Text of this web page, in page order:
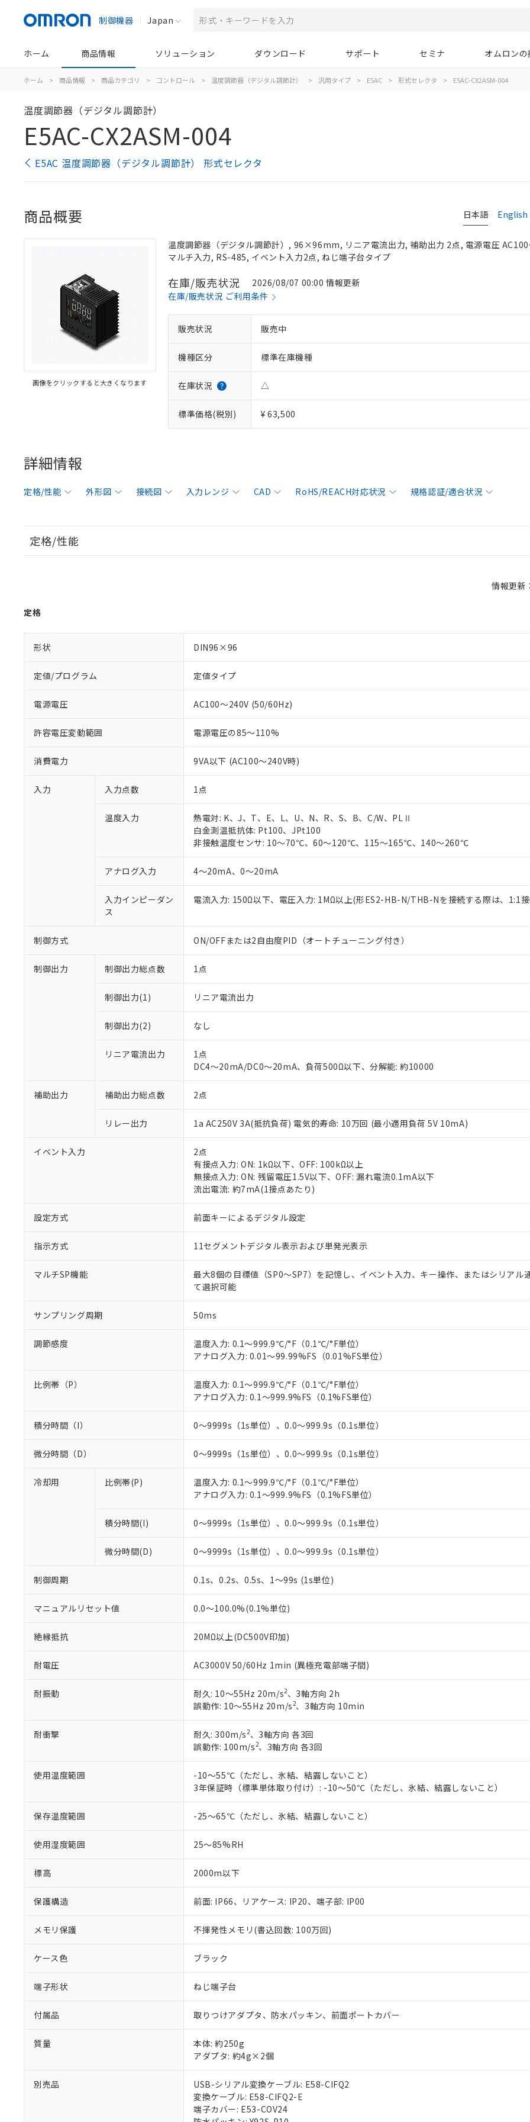
制御機器 Japan
ホーム 商品情報 ソリューション ダウンロード サポート セミナ オムロン
ホーム > 商品情報 > 商品カテゴリ > コントロール > 温度調節器（デジタル調節計） > 汎用タイプ > E5AC > 形式セレクタ > E5AC-CX2ASM-004
温度調節器（デジタル調節計）
E5AC-CX2ASM-004
E5AC 温度調節器（デジタル調節計） 形式セレクタ
日本語 English
商品概要
画像をクリックすると大きくなります
温度調節器（デジタル調節計）, 96×96mm, リニア電流出力, 補助出力 2点, 電源電圧
マルチ入力, RS-485, イベント入力2点, ねじ端子台タイプ
在庫/販売状況
2026/08/07 00:00 情報更新
在庫/販売状況 ご利用条件
販売状況 販売中
機種区分 標準在庫機種
在庫状況 △
標準価格(税別) ¥ 63,500
詳細情報
定格/性能 外形図 接続図 入力レンジ CAD RoHS/REACH対応状況 規格認証/適合状況
定格/性能
情報更
定格
形状 DIN96×96
定値/プログラム 定値タイプ
電源電圧 AC100～240V (50/60Hz)
許容電圧変動範囲 電源電圧の85～110%
消費電力 9VA以下 (AC100～240V時)
入力 入力点数 1点
温度入力
熱電対: K、J、T、E、L、U、N、R、S、B、C/W、PLⅡ
白金測温抵抗体: Pt100、JPt100
非接触温度センサ: 10～70℃、60～120℃、115～165℃、140～260℃
アナログ入力 4～20mA、0～20mA
入力インピーダン
ス
電流入力: 150Ω以下、電圧入力: 1MΩ以上(形ES2-HB-N/THB-Nを接続する際は、1:1
制御方式 ON/OFFまたは2自由度PID（オートチューニング付き）
制御出力 制御出力総点数 1点
制御出力(1) リニア電流出力
制御出力(2) なし
リニア電流出力
1点
DC4～20mA/DC0～20mA、負荷500Ω以下、分解能: 約10000
補助出力 補助出力総点数 2点
リレー出力 1a AC250V 3A(抵抗負荷) 電気的寿命: 10万回 (最小適用負荷 5V 10mA)
イベント入力
2点
有接点入力: ON: 1kΩ以下、OFF: 100kΩ以上
無接点入力: ON: 残留電圧1.5V以下、OFF: 漏れ電流0.1mA以下
流出電流: 約7mA(1接点あたり)
設定方式 前面キーによるデジタル設定
指示方式 11セグメントデジタル表示および単発光表示
マルチSP機能
最大8個の目標値（SP0～SP7）を記憶し、イベント入力、キー操作、またはシリアル
て選択可能
サンプリング周期 50ms
調節感度
温度入力: 0.1～999.9℃/°F（0.1℃/°F単位）
アナログ入力: 0.01～99.99%FS（0.01%FS単位）
比例帯（P）
温度入力: 0.1～999.9℃/°F（0.1℃/°F単位）
アナログ入力: 0.1～999.9%FS（0.1%FS単位）
積分時間（I） 0～9999s（1s単位）、0.0～999.9s（0.1s単位）
微分時間（D） 0～9999s（1s単位）、0.0～999.9s（0.1s単位）
冷却用 比例帯(P)
温度入力: 0.1～999.9℃/°F（0.1℃/°F単位）
アナログ入力: 0.1～999.9%FS（0.1%FS単位）
積分時間(I) 0～9999s（1s単位）、0.0～999.9s（0.1s単位）
微分時間(D) 0～9999s（1s単位）、0.0～999.9s（0.1s単位）
制御周期 0.1s、0.2s、0.5s、1～99s (1s単位)
マニュアルリセット値 0.0～100.0%(0.1%単位)
絶縁抵抗 20MΩ以上(DC500V印加)
耐電圧 AC3000V 50/60Hz 1min (異極充電部端子間)
耐振動 耐久: 10～55Hz 20m/s2、3軸方向 2h
誤動作: 10～55Hz 20m/s2、3軸方向 10min
耐衝撃 耐久: 300m/s2、3軸方向 各3回
誤動作: 100m/s2、3軸方向 各3回
使用温度範囲
-10～55℃（ただし、氷結、結露しないこと）
3年保証時（標準単体取り付け）: -10～50℃（ただし、氷結、結露しないこと）
保存温度範囲 -25～65℃（ただし、氷結、結露しないこと）
使用湿度範囲 25～85%RH
標高 2000m以下
保護構造 前面: IP66、リアケース: IP20、端子部: IP00
メモリ保護 不揮発性メモリ(書込回数: 100万回)
ケース色 ブラック
端子形状 ねじ端子台
付属品 取りつけアダプタ、防水パッキン、前面ポートカバー
質量
本体: 約250g
アダプタ: 約4g×2個
別売品
USB-シリアル変換ケーブル: E58-CIFQ2
変換ケーブル: E58-CIFQ2-E
端子カバー: E53-COV24
ご利用条件
以下の条件をお読みいただき、同意のうえご利用ください。
本サービスは、当社制御機器事業取扱商品の当社在庫状況および標準価格(税抜)を
くものです。
のであり、閲覧された時点での実際の在庫および標準価格とは異なる場合があるこ
正式な納期状況および標準価格はお客様のお取引先、またはお客様担当のオムロン
当社販売員にご相談ください。
オムロン制御機器販売店や当社販売拠点は「販売ネットワーク
」をご確認くだ
在庫状況および標準価格結果を当社の事前の承諾なく第三者に漏洩または開示しな
す。
マイパーツ機能（部品リスト作成サービス）をご利用いただくには、I-Webメンバ
ている必要があります。
さい。
※当社の共同利用者とは、"個人情報の共同利用に関して"
の「1.共同利用者の
いる法人を指します。
※1 対応状況
対応済み：EU RoHS指令（10物質）の非含有に対応した製品が提供可能な商品です。
対応予定：EU RoHS指令（10物質）の非含有に対応した製品に切り替える予定のある商
対応予定なし：EU RoHS指令（10物質）の非含有に非対応の商品で、対応品を出す予
非該当品：ライセンス料など無形物で、有害物質有無と関係のない商品です。
仕入先様の事情により、非含有部品としていたものが、含有品と判明した場合などやむ
があります。
*EU RoHS指令（10物質）：
鉛(Pb) 1000ppm以下、 水銀(Hg) 1000ppm以下、 カドミウム(Cd) 100ppm以下、
六価クロム(Cr(Ⅵ)) 1000ppm以下、ポリ臭化ビフェニル類(PBB) 1000ppm以下、ポリ臭化ジフェニルエーテル類
フタル酸ビス(2-エチルヘキシル) (DEHP)(別名：DOP) 1000ppm以下、フタル酸ブチルベンジル（BBP）
但し、RoHS指令で産業用監視および制御機器に対する適用除外項目は除く。
※2 対応予定月
部品在庫の切り替え状況などにより、予定月が前後することがあります。
下記の非含有証明書をダウンロードすることができます。
EU RoHS指令（10物質）の非含有証明書
51物質の非含有証明書（当社基準）
※本証明書は発行日時点で非含有を証明するもので、過去に遡って非含有を証明するも
また、RoHS指令のフタル酸エステル類４物質の対応では、対応完了までの期間は出
混在することから備考欄に対応日を記載しておりました。
既に当社にて対応品への在庫切替を完了していることから、特段のことがない限り、
り割愛しております。
※1 中国RoHS○×表
「×」：最大均質材料含有率が中国RoHSの基準値を超えていることを示します。
「－」：未確認です。当社販売部門へお問い合わせください。
Pb(鉛) :1000ppm、 Hg(水銀) : 1000ppm、 Cd(カドミウム) : 100ppm、
DBP(フタル酸ジブチル) : 1000ppm、 DIBP(フタル酸ジイソブチル) : 1000ppm、 BBP(フタル酸ブチルベンジル
DEHP(フタル酸ビス(2-エチルヘキシル)) : 1000ppm
※2 環境保護使用期限
「ｅ」：有害物質（10物質）のすべてが基準値以下であることを示します。
「10」：通常の使用状況下において有害物質が外部に漏えいし、環境に深刻な影響を及
味します。
「－」：未確認です。当社販売部門へお問い合わせください。
当社は、これら貴社製品のうち、外国為替および外国貿易法に定める商品（以下｢
う）を輸出または国外への提供する場合は、日本国政府の輸出許可(または役務取
などの必要な手続きをとります。
置等に一切使用いたしません。
当社は、貴社製品を第三者に販売する場合は、上記1、2および3の内容を当該第三
また当社は、販売先および販売に係わる関係者が違法に輸出するおそれがある場合
たしません。
合意する
記
号
説明
○ 一定数以上の在庫あり
△ 一定数には満たないが在庫あり
－
在庫なし(最新の在庫状況については、お客様のお取引先、またはお客様担当
機器販売店・当社販売員にご確認ください)
空
白
受注生産機種、また在庫状況の情報を公開していない機種